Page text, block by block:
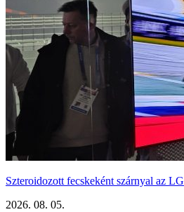
Szteroidozott fecskeként szárnyal az LG
2026. 08. 05.